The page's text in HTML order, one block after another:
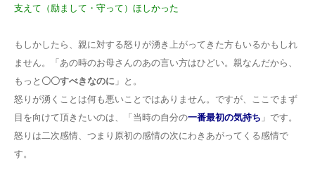
支えて（励まして・守って）ほしかった
もしかしたら、親に対する怒りが湧き上がってきた方もいるかもしれ
ません。「あの時のお母さんのあの言い方はひどい。親なんだから、
もっと 〇〇すべきなのに 」と。
怒りが湧くことは何も悪いことではありません。ですが、ここでまず
目を向けて頂きたいのは、「当時の自分の一番最初の気持ち 」です。
怒りは二次感情、つまり原初の感情の次にわきあがってくる感情で
す。